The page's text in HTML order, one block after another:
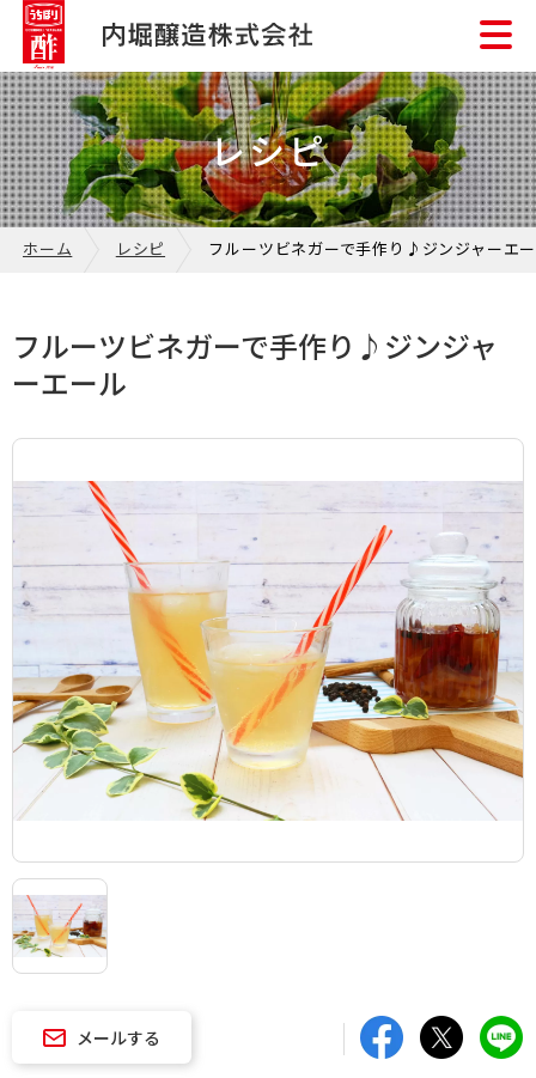
レシピ
ホーム レシピ フルーツビネガーで手作り♪ジンジャーエ
フルーツビネガーで手作り♪ジンジャ
ーエール
メールする